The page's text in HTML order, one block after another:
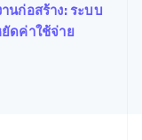
นก่อสร้าง: ระบบ
ดค่าใช้จ่าย